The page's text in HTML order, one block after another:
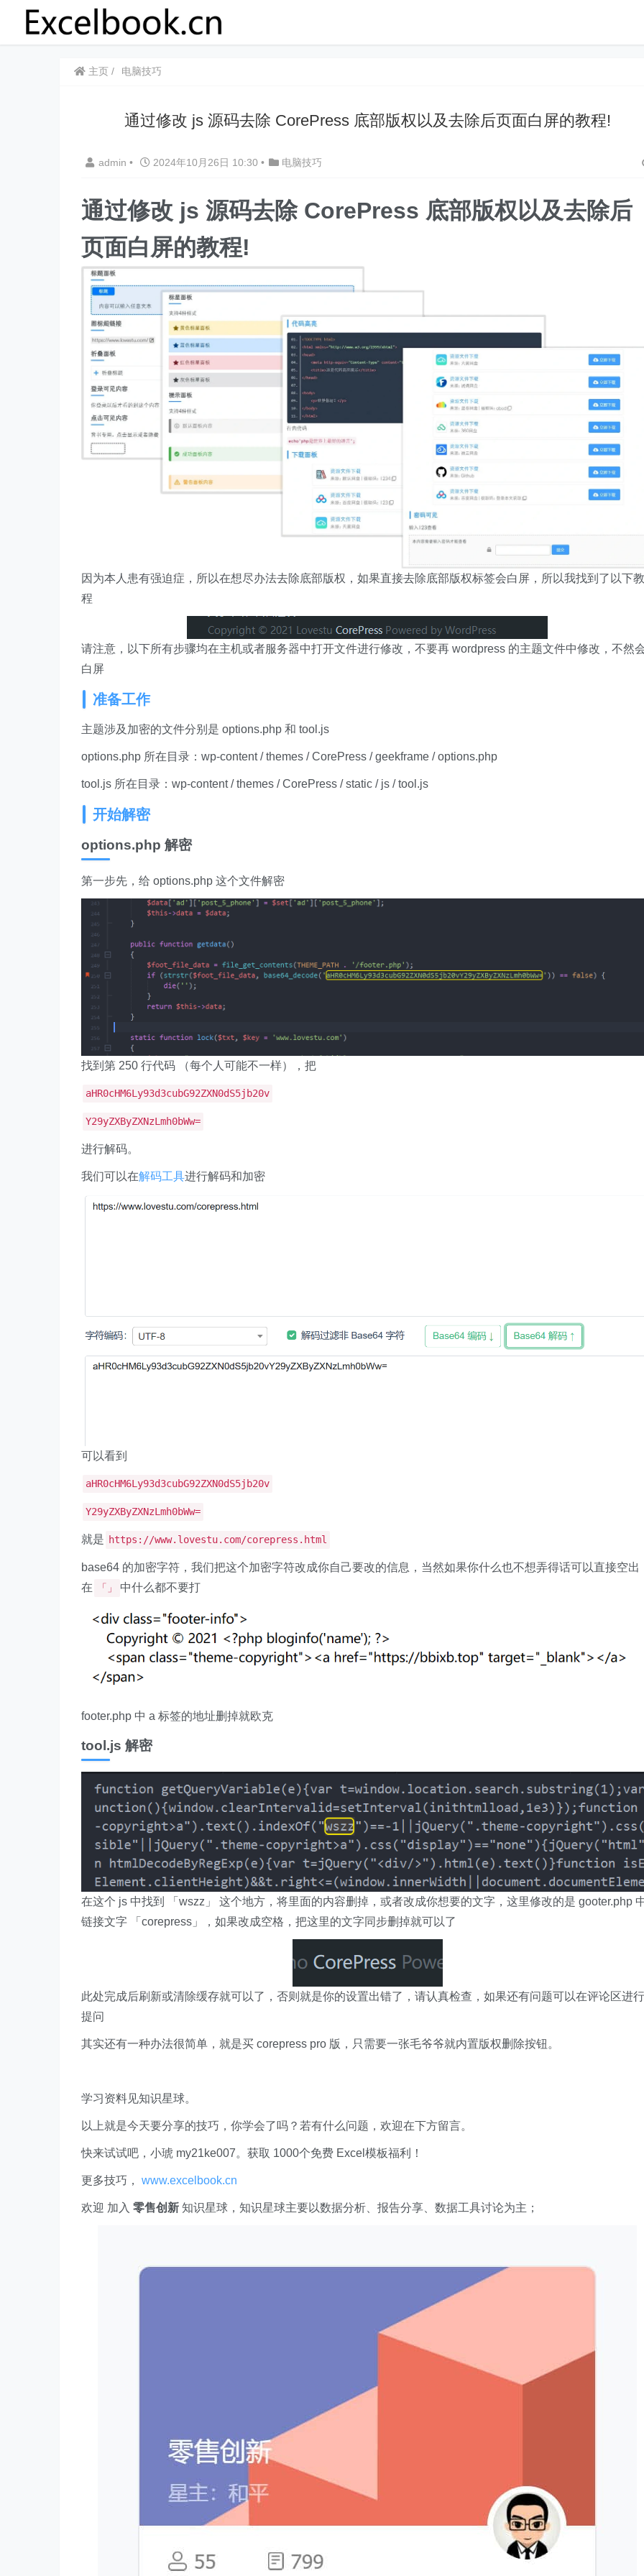
主页 电脑技巧
通过修改 js 源码去除 CorePress 底部版权以及去除后页面白屏的教程!
admin • 2024年10月26日 10:30 • 电脑技巧
通过修改 js 源码去除 CorePress 底部版权以及去除后
页面白屏的教程!
因为本人患有强迫症，所以在想尽办法去除底部版权，如果直接去除底部版权标签会白屏，所以我找到了以下教
程
请注意，以下所有步骤均在主机或者服务器中打开文件进行修改，不要再 wordpress 的主题文件中修改，不然
白屏
准备工作
主题涉及加密的文件分别是 options.php 和 tool.js
options.php 所在目录：wp-content / themes / CorePress / geekframe / options.php
tool.js 所在目录：wp-content / themes / CorePress / static / js / tool.js
开始解密
options.php 解密
第一步先，给 options.php 这个文件解密
找到第 250 行代码 （每个人可能不一样），把
aHR0cHM6Ly93d3cubG92ZXN0dS5jb20v
Y29yZXByZXNzLmh0bWw=
进行解码。
我们可以在解码工具进行解码和加密
可以看到
aHR0cHM6Ly93d3cubG92ZXN0dS5jb20v
Y29yZXByZXNzLmh0bWw=
就是 https://www.lovestu.com/corepress.html
base64 的加密字符，我们把这个加密字符改成你自己要改的信息，当然如果你什么也不想弄得话可以直接空出
在
「」 中什么都不要打
footer.php 中 a 标签的地址删掉就欧克
tool.js 解密
在这个 js 中找到 「wszz」 这个地方，将里面的内容删掉，或者改成你想要的文字，这里修改的是 gooter.php
链接文字 「corepress」，如果改成空格，把这里的文字同步删掉就可以了
此处完成后刷新或清除缓存就可以了，否则就是你的设置出错了，请认真检查，如果还有问题可以在评论区进行
提问
其实还有一种办法很简单，就是买 corepress pro 版，只需要一张毛爷爷就内置版权删除按钮。
学习资料见知识星球。
以上就是今天要分享的技巧，你学会了吗？若有什么问题，欢迎在下方留言。
快来试试吧，小琥 my21ke007。获取 1000个免费 Excel模板福利​​​​！
更多技巧， www.excelbook.cn
欢迎 加入 零售创新 知识星球，知识星球主要以数据分析、报告分享、数据工具讨论为主；